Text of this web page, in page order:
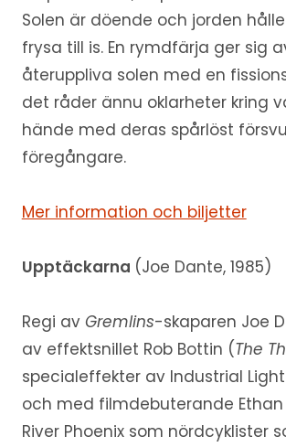
Solen är döende och jorden
frysa till is. En rymdfärja ger sig
återuppliva solen med en
det råder ännu oklarheter kring
hände med deras spårlöst
föregångare.
Mer information och biljetter
Upptäckarna (Joe Dante, 1985)
Regi av Gremlins-skaparen Joe
av effektsnillet Rob Bottin (The
specialeffekter av Industrial
och med filmdebuterande Ethan
River Phoenix som nördcyklister